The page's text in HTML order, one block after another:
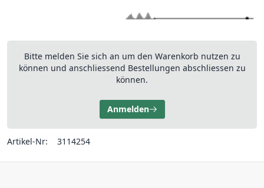
Bitte melden Sie sich an um den Warenkorb nutzen zu
können und anschliessend Bestellungen abschliessen zu
können.
Anmelden
Artikel-Nr: 3114254